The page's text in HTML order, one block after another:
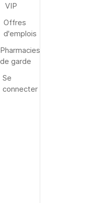
VIP
Offres
d'emplois
Pharmacies
de garde
Se
connecter